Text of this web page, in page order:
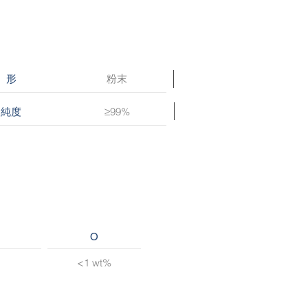
粉末
形
≥99%
純度
O
<1 wt%